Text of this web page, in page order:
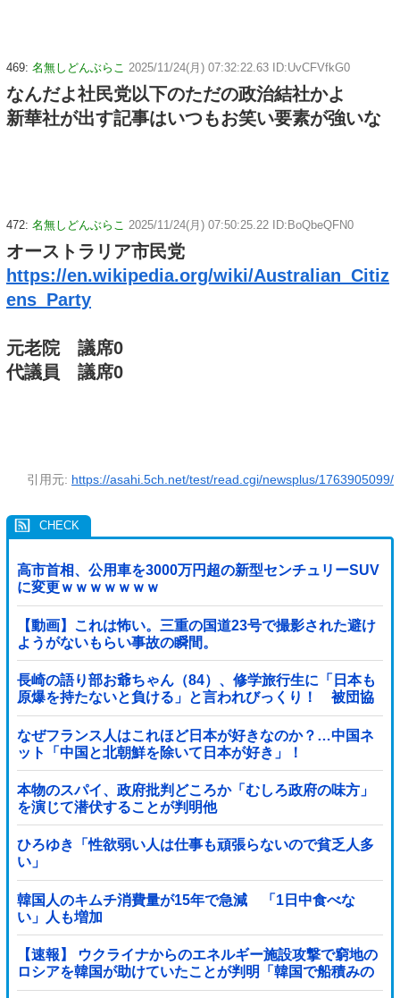
469: 名無しどんぶらこ 2025/11/24(月) 07:32:22.63 ID:UvCFVfkG0
なんだよ社民党以下のただの政治結社かよ
新華社が出す記事はいつもお笑い要素が強いな
472: 名無しどんぶらこ 2025/11/24(月) 07:50:25.22 ID:BoQbeQFN0
オーストラリア市民党
https://en.wikipedia.org/wiki/Australian_Citiz
ens_Party
元老院 議席0
代議員 議席0
引用元: https://asahi.5ch.net/test/read.cgi/newsplus/1763905099/
高市首相、公用車を3000万円超の新型センチュリーSUV
に変更ｗｗｗｗｗｗｗ
【動画】これは怖い。三重の国道23号で撮影された避け
ようがないもらい事故の瞬間。
長崎の語り部お爺ちゃん（84）、修学旅行生に「日本も
原爆を持たないと負ける」と言われびっくり！ 被団協
代表（85）も中学生に「核を持たないで日本...
なぜフランス人はこれほど日本が好きなのか？…中国ネ
ット「中国と北朝鮮を除いて日本が好き」！
本物のスパイ、政府批判どころか「むしろ政府の味方」
を演じて潜伏することが判明他
ひろゆき「性欲弱い人は仕事も頑張らないので貧乏人多
い」
韓国人のキムチ消費量が15年で急減 「1日中食べな
い」人も増加
【速報】 ウクライナからのエネルギー施設攻撃で窮地の
ロシアを韓国が助けていたことが判明「韓国で船積みの
精製油3万トンがロシア行き」